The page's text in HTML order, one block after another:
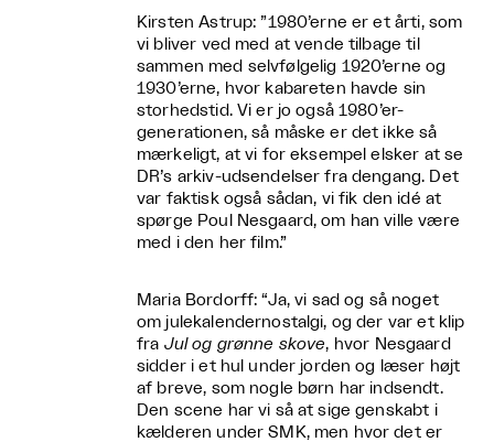
Kirsten Astrup: ”1980’erne er et årti, som
vi bliver ved med at vende tilbage til
sammen med selvfølgelig 1920’erne og
1930’erne, hvor kabareten havde sin
storhedstid. Vi er jo også 1980’er-
generationen, så måske er det ikke så
mærkeligt, at vi for eksempel elsker at se
DR’s arkiv-udsendelser fra dengang. Det
var faktisk også sådan, vi fik den idé at
spørge Poul Nesgaard, om han ville være
med i den her film.”
Maria Bordorff: “Ja, vi sad og så noget
om julekalendernostalgi, og der var et klip
fra Jul og grønne skove, hvor Nesgaard
sidder i et hul under jorden og læser højt
af breve, som nogle børn har indsendt.
Den scene har vi så at sige genskabt i
kælderen under SMK, men hvor det er